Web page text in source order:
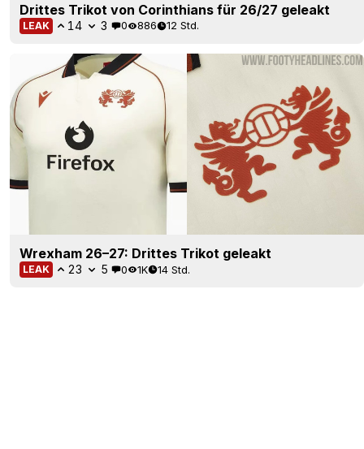
Drittes Trikot von Corinthians für 26/27 geleakt
LEAK 14 3 0 886 12 Std.
Wrexham 26–27: Drittes Trikot geleakt
LEAK 23 5 0 1K 14 Std.